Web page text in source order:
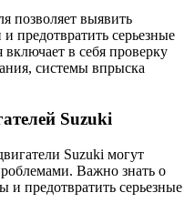
позволяет выявить
предотвратить серьезные
в себя проверку
системы впрыска
Suzuki
Suzuki могут
Важно знать о
предотвратить серьезные